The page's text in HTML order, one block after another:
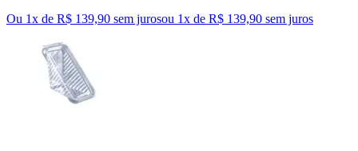
Ou 1x de R$ 139,90 sem jurosou 1x de R$ 139,90 sem juros